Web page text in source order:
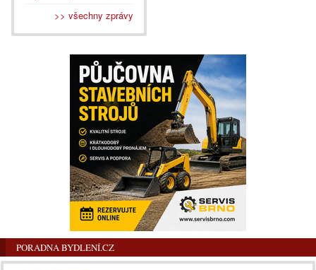
>> všechny zprávy
PORADNA BYDLENÍ.CZ